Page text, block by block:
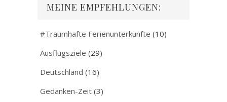
MEINE EMPFEHLUNGEN:
#Traumhafte Ferienunterkünfte (10)
Ausflugsziele (29)
Deutschland (16)
Gedanken-Zeit (3)